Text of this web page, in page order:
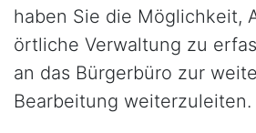
haben Sie die Möglichkeit,
örtliche Verwaltung zu
an das Bürgerbüro zur
Bearbeitung weiterzuleiten.